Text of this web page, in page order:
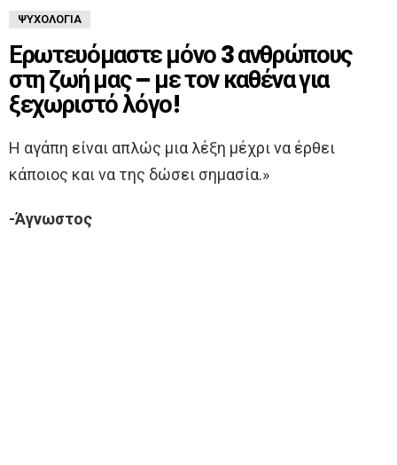
ΨΥΧΟΛΟΓΊΑ
Ερωτευόμαστε μόνο 3 ανθρώπους
στη ζωή μας – με τον καθένα για
ξεχωριστό λόγο!
Η αγάπη είναι απλώς μια λέξη μέχρι να έρθει
κάποιος και να της δώσει σημασία.»
-Άγνωστος